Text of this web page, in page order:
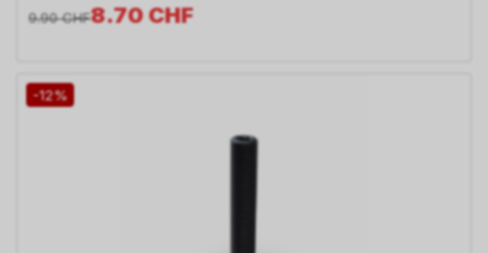
8.70CHF
9.90 CHF
-12%